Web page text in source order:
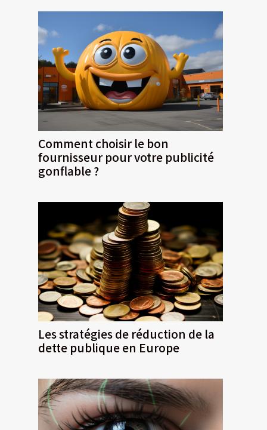
Comment choisir le bon
fournisseur pour votre publicité
gonflable ?
Les stratégies de réduction de la
dette publique en Europe